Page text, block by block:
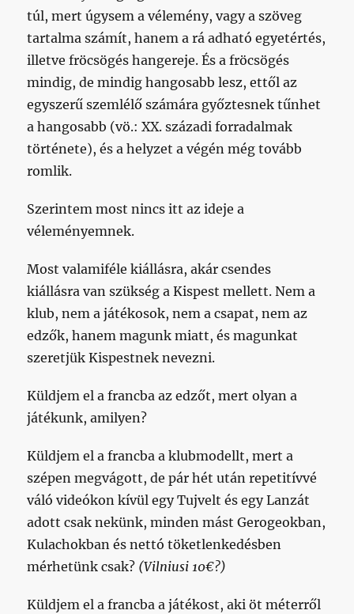
túl, mert úgysem a vélemény, vagy a szöveg
tartalma számít, hanem a rá adható egyetértés,
illetve fröcsögés hangereje. És a fröcsögés
mindig, de mindig hangosabb lesz, ettől az
egyszerű szemlélő számára győztesnek tűnhet
a hangosabb (vö.: XX. századi forradalmak
története), és a helyzet a végén még tovább
romlik.
Szerintem most nincs itt az ideje a
véleményemnek.
Most valamiféle kiállásra, akár csendes
kiállásra van szükség a Kispest mellett. Nem a
klub, nem a játékosok, nem a csapat, nem az
edzők, hanem magunk miatt, és magunkat
szeretjük Kispestnek nevezni.
Küldjem el a francba az edzőt, mert olyan a
játékunk, amilyen?
Küldjem el a francba a klubmodellt, mert a
szépen megvágott, de pár hét után repetitívvé
váló videókon kívül egy Tujvelt és egy Lanzát
adott csak nekünk, minden mást Gerogeokban,
Kulachokban és nettó töketlenkedésben
mérhetünk csak? (Vilniusi 10€?)
Küldjem el a francba a játékost, aki öt méterről